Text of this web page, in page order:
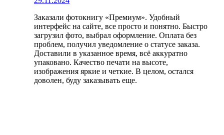
Заказали фотокнигу «Премиум». Удобный
интерфейс на сайте, все просто и понятно. Быстро
загрузил фото, выбрал оформление. Оплата без
проблем, получил уведомление о статусе заказа.
Доставили в указанное время, всё аккуратно
упаковано. Качество печати на высоте,
изображения яркие и четкие. В целом, остался
доволен, буду заказывать еще.